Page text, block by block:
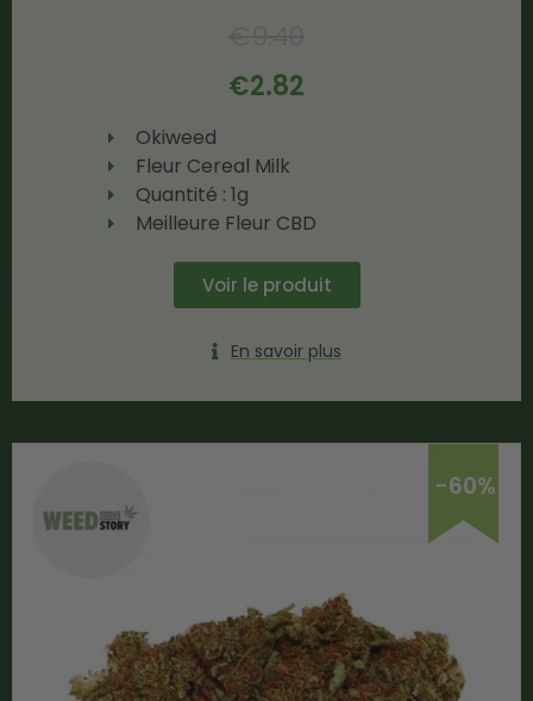
€2.82
Okiweed
Fleur Cereal Milk
Quantité : 1g
Meilleure Fleur CBD
Voir le produit
En savoir plus
-60%